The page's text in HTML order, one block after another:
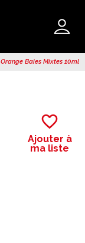
Orange Baies Mixtes 10ml
favorite_border
Ajouter à
ma liste